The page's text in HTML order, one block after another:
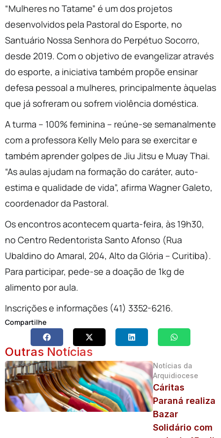
“Mulheres no Tatame” é um dos projetos
desenvolvidos pela Pastoral do Esporte, no
Santuário Nossa Senhora do Perpétuo Socorro,
desde 2019. Com o objetivo de evangelizar através
do esporte, a iniciativa também propõe ensinar
defesa pessoal a mulheres, principalmente àquelas
que já sofreram ou sofrem violência doméstica.
A turma – 100% feminina – reúne-se semanalmente
com a professora Kelly Melo para se exercitar e
também aprender golpes de Jiu Jitsu e Muay Thai.
“As aulas ajudam na formação do caráter, auto-
estima e qualidade de vida”, afirma Wagner Galeto,
coordenador da Pastoral.
Os encontros acontecem quarta-feira, às 19h30,
no Centro Redentorista Santo Afonso (Rua
Ubaldino do Amaral, 204, Alto da Glória – Curitiba).
Para participar, pede-se a doação de 1kg de
alimento por aula.
Inscrições e informações (41) 3352-6216.
Compartilhe
Outras Notícias
Notícias da
Arquidiocese
Cáritas
Paraná realiza
Bazar
Solidário com